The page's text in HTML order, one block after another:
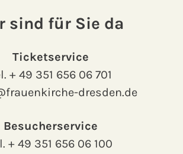
sind für Sie da
Ticketservice
+ 49 351 656 06 701
dresden.de
Besucherservice
+ 49 351 656 06 100